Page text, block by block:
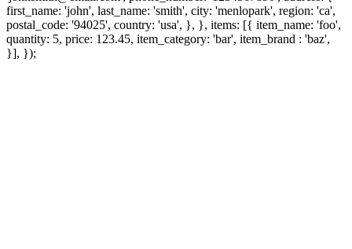
first_name: 'john', last_name: 'smith', city: 'menlopark', region: 'ca',
postal_code: '94025', country: 'usa', }, }, items: [{ item_name: 'foo',
quantity: 5, price: 123.45, item_category: 'bar', item_brand : 'baz',
}], });